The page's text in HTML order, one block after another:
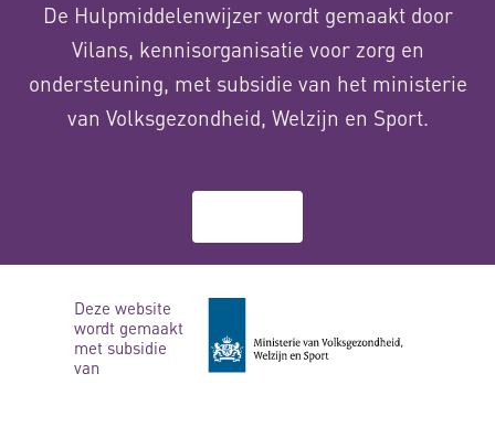
De Hulpmiddelenwijzer wordt gemaakt door
Vilans, kennisorganisatie voor zorg en
ondersteuning, met subsidie van het ministerie
van Volksgezondheid, Welzijn en Sport.
Deze website
wordt gemaakt
met subsidie
van